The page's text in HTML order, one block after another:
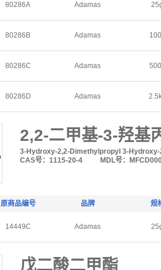
80286A Adamas
80286B Adamas
80286C Adamas
80286D Adamas
2,2-二甲基-3-羟基
3-Hydroxy-2,2-Dimethylpropyl 3-
CAS号：1115-20-4
MDL号：
原商品编号 品牌 规
14449C Adamas
戊二酸二甲酯